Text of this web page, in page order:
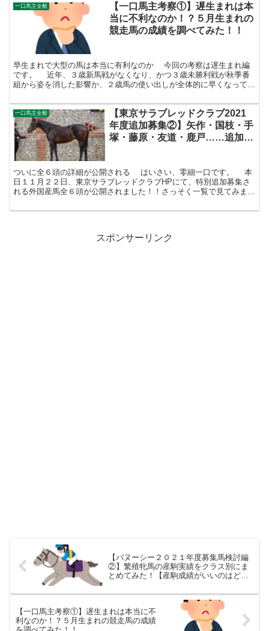
一口馬主全般
【一口馬主考察①】遅生まれは本
当に不利なのか！？５月生まれの
競走馬の成績を調べてみた！！
早生まれで大型の馬は本当に有利なのか 今回の考察は遅生まれ編
です。 近年、３歳新馬戦がなくなり、かつ３歳未勝利戦が秋季番
組から姿を消した影響か、２歳馬の使い出しが全体的に早くなってき
一口馬主全般
【東京サラブレッドクラブ2021
年度追加募集②】矢作・国枝・手
塚・藤原・友道・鹿戸……追加募
記】
ついに全６頭の詳細が公開される はいさい、零細一口です。 本
日１１月２２日、東京サラブレッドクラブHPにて、特別追加募集さ
れる外国産馬全６頭が公開されました！！さっそく一覧で見てみまし
スポンサーリンク
【バヌーシー２０２１年度募集馬検討編
②】繁殖牝馬の産駒実績をクラス別にま
とめてみた！【産駒成績がいいのはどの
【一口馬主考察①】遅生まれは本当に不
利なのか！？５月生まれの競走馬の成績